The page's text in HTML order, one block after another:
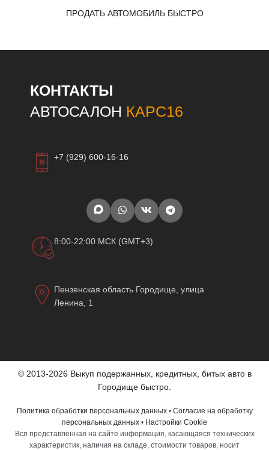
ПРОДАТЬ АВТОМОБИЛЬ БЫСТРО
КОНТАКТЫ
АВТОСАЛОН КАРС16
+7 (929) 600-16-16
8:00-22:00 МСК (GMT+3)
Пензенская область Городище, улица
Ленина, 1
© 2013-2026 Выкуп подержанных, кредитных, битых авто в
Городище быстро.
Политика обработки персональных данных• Согласие на обработку
персональных данных • Настройки Cookie
Вся представленная на сайте информация, касающаяся технических
характеристик, наличия на складе, стоимости товаров, носит